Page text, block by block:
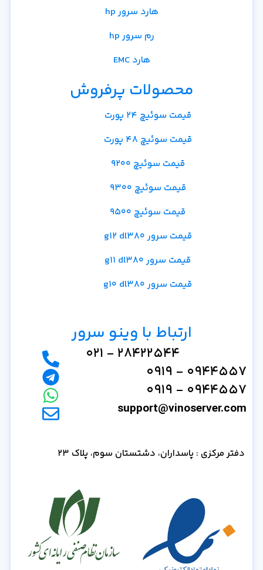
هارد سرور hp
رم سرور hp
هارد EMC
محصولات پرفروش
قیمت سوئیچ 24 پورت
قیمت سوئیچ 48 پورت
قیمت سوئیچ 9200
قیمت سوئیچ 9300
قیمت سوئیچ 9500
قیمت سرور g12 dl380
قیمت سرور g11 dl380
قیمت سرور g10 dl380
ارتباط با وینو سرور
28422544 - 021
0944557 - 0919
0944557 - 0919
support@vinoserver.com
دفتر مرکزی : پاسداران، دشتستان سوم، پلاک 23